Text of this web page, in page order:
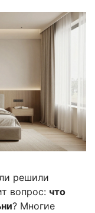
решили
вопрос: что
? Многие